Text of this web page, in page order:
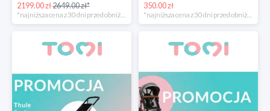
2199.00 zł2649.00 zł*
*najniższa cena z 30 dni przed obniżką
350.00 zł
*najniższa cena z 30 dni przed obniżką